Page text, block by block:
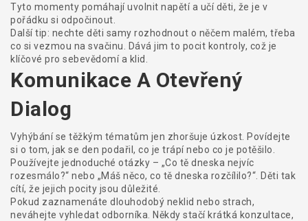
Tyto momenty pomáhají uvolnit napětí a učí děti, že je v
pořádku si odpočinout.
Další tip: nechte děti samy rozhodnout o něčem malém, třeba
co si vezmou na svačinu. Dává jim to pocit kontroly, což je
klíčové pro sebevědomí a klid.
Komunikace A Otevřený
Dialog
Vyhýbání se těžkým tématům jen zhoršuje úzkost. Povídejte
si o tom, jak se den podařil, co je trápí nebo co je potěšilo.
Používejte jednoduché otázky – „Co tě dneska nejvíc
rozesmálo?“ nebo „Máš něco, co tě dneska rozčílilo?“. Děti tak
cítí, že jejich pocity jsou důležité.
Pokud zaznamenáte dlouhodobý neklid nebo strach,
neváhejte vyhledat odborníka. Někdy stačí krátká konzultace,